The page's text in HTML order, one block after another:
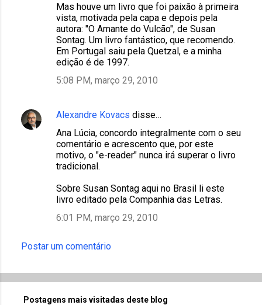
Mas houve um livro que foi paixão à primeira
vista, motivada pela capa e depois pela
autora: "O Amante do Vulcão", de Susan
Sontag. Um livro fantástico, que recomendo.
Em Portugal saiu pela Quetzal, e a minha
edição é de 1997.
5:08 PM, março 29, 2010
Alexandre Kovacs disse…
Ana Lúcia, concordo integralmente com o seu
comentário e acrescento que, por este
motivo, o "e-reader" nunca irá superar o livro
tradicional.
Sobre Susan Sontag aqui no Brasil li este
livro editado pela Companhia das Letras.
6:01 PM, março 29, 2010
Postar um comentário
Postagens mais visitadas deste blog